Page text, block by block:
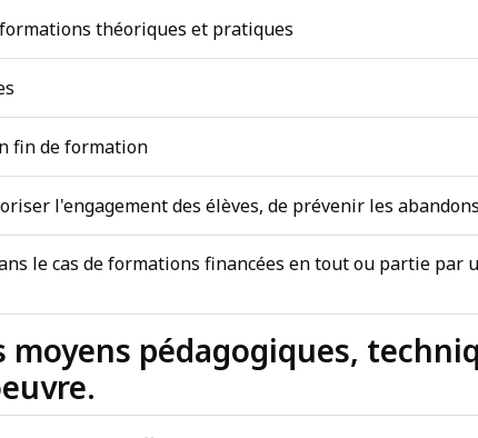
théoriques et pratiques
fin de formation
l'engagement des élèves, de prévenir les abandons
le cas de formations financées en tout ou partie
moyens pédagogiques,